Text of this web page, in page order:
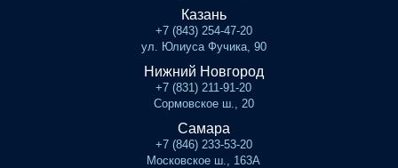
Казань
+7 (843) 254-47-20
ул. Юлиуса Фучика, 90
Нижний Новгород
+7 (831) 211-91-20
Сормовское ш., 20
Самара
+7 (846) 233-53-20
Московское ш., 163А